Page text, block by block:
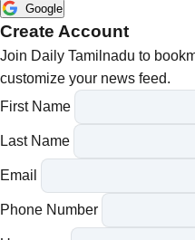
Google
Create Account
Join Daily Tamilnadu to
customize your news feed.
First Name
Last Name
Email
Phone Number